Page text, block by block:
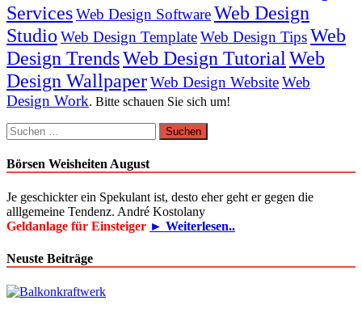
ServicesWeb Design SoftwareWeb Design
Studio Web Design TemplateWeb Design TipsWeb
Design TrendsWeb Design Tutorial Web
Design WallpaperWeb Design WebsiteWeb
Design Work. Bitte schauen Sie sich um!
Suchen
nach:
Börsen Weisheiten August
Je geschickter ein Spekulant ist, desto eher geht er gegen die
alllgemeine Tendenz. André Kostolany
Geldanlage für Einsteiger ► Weiterlesen..
Neuste Beiträge